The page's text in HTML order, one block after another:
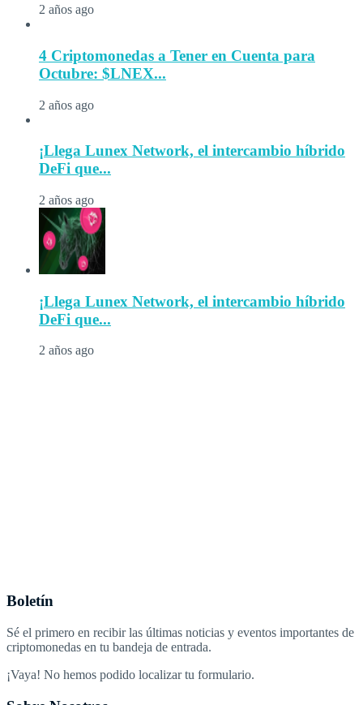
2 años ago
4 Criptomonedas a Tener en Cuenta para
Octubre: $LNEX...
2 años ago
¡Llega Lunex Network, el intercambio híbrido
DeFi que...
2 años ago
¡Llega Lunex Network, el intercambio híbrido
DeFi que...
2 años ago
Boletín
Sé el primero en recibir las últimas noticias y eventos importantes de
criptomonedas en tu bandeja de entrada.
¡Vaya! No hemos podido localizar tu formulario.